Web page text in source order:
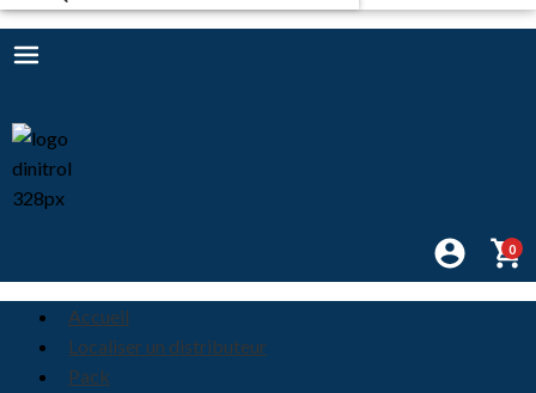
0
Accueil
Localiser un distributeur
Pack